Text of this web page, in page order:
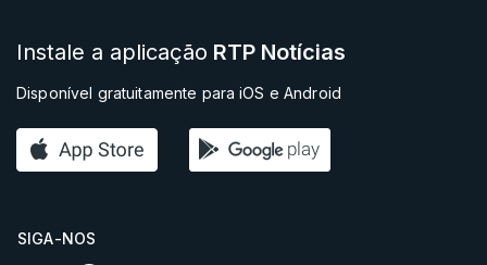
Instale a aplicação RTP Notícias
Disponível gratuitamente para iOS e Android
SIGA-NOS